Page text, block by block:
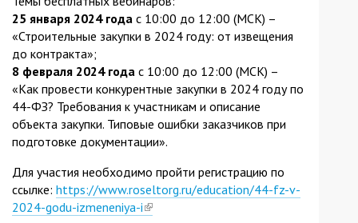
25 января 2024 года с 10:00 до 12:00 (МСК) –
«Строительные закупки в 2024 году: от извещения
до контракта»;
8 февраля 2024 года с 10:00 до 12:00 (МСК) –
«Как провести конкурентные закупки в 2024 году по
44-ФЗ? Требования к участникам и описание
объекта закупки. Типовые ошибки заказчиков при
подготовке документации».
Для участия необходимо пройти регистрацию по
ссылке: https://www.roseltorg.ru/education/44-fz-v-
2024-godu-izmeneniya-i(link